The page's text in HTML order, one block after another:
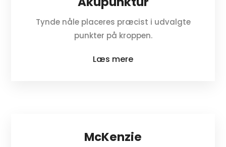
Tynde nåle placeres præcist i udvalgte
punkter på kroppen.
Læs mere
McKenzie